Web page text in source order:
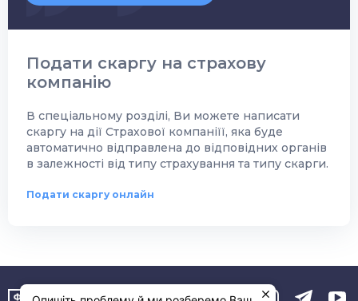
Подати скаргу на страхову
компанію
В спеціальному розділі, Ви можете написати
скаргу на дії Страхової компаніїї, яка буде
автоматично відправлена до відповідних органів
в залежності від типу страхування та типу скарги.
Подати скаргу онлайн